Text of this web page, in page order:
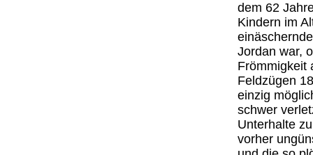
dem 62
Kindern im
Jordan war,
Frömmigkeit
Feldzügen
einzig
schwer
Unterhalte
vorher